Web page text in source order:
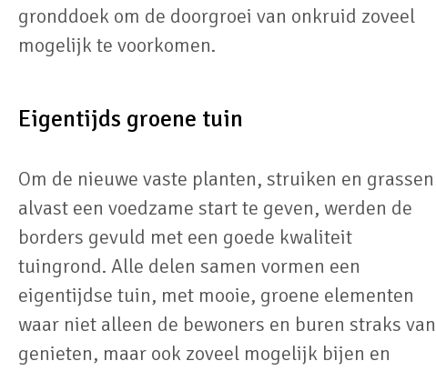
gronddoek om de doorgroei van onkruid zoveel
mogelijk te voorkomen.
Eigentijds groene tuin
Om de nieuwe vaste planten, struiken en grassen
alvast een voedzame start te geven, werden de
borders gevuld met een goede kwaliteit
tuingrond. Alle delen samen vormen een
eigentijdse tuin, met mooie, groene elementen
waar niet alleen de bewoners en buren straks van
genieten, maar ook zoveel mogelijk bijen en